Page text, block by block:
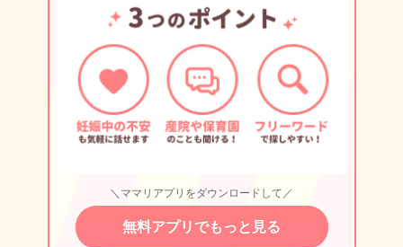
＼ママリアプリをダウンロードして／
無料アプリでもっと見る